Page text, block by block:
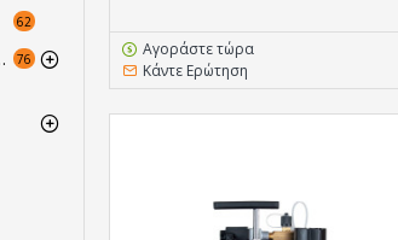
62
76
Αγοράστε τώρα
Κάντε Ερώτηση